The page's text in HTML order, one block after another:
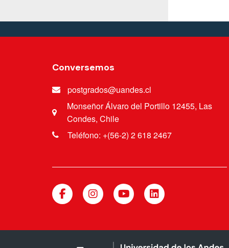
Conversemos
postgrados@uandes.cl
Monseñor Álvaro del Portillo 12455, Las
Condes, Chile
Teléfono: +(56-2) 2 618 2467